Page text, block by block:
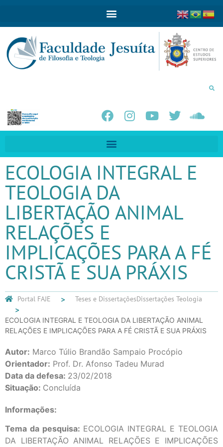
ECOLOGIA INTEGRAL E
TEOLOGIA DA
LIBERTAÇÃO ANIMAL
RELAÇÕES E
IMPLICAÇÕES PARA A FÉ
CRISTÃ E SUA PRÁXIS
Portal FAJE Teses e DissertaçõesDissertações Teologia
ECOLOGIA INTEGRAL E TEOLOGIA DA LIBERTAÇÃO ANIMAL
RELAÇÕES E IMPLICAÇÕES PARA A FÉ CRISTÃ E SUA PRÁXIS
Autor: Marco Túlio Brandão Sampaio Procópio
Orientador: Prof. Dr. Afonso Tadeu Murad
Data da defesa: 23/02/2018
Situação: Concluída
Informações:
Tema da pesquisa: ECOLOGIA INTEGRAL E TEOLOGIA
DA LIBERTAÇÃO ANIMAL RELAÇÕES E IMPLICAÇÕES